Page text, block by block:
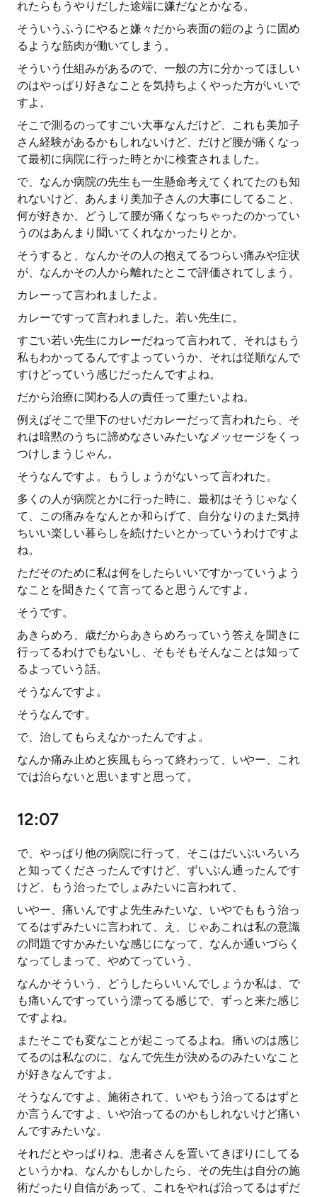
れたらもうやりだした途端に嫌だなとかなる。
そういうふうにやると嫌々だから表面の鎧のように固め
るような筋肉が働いてしまう。
そういう仕組みがあるので、一般の方に分かってほしい
のはやっぱり好きなことを気持ちよくやった方がいいで
すよ。
そこで測るのってすごい大事なんだけど、これも美加子
さん経験があるかもしれないけど、だけど腰が痛くなっ
て最初に病院に行った時とかに検査されました。
で、なんか病院の先生も一生懸命考えてくれてたのも知
れないけど、あんまり美加子さんの大事にしてること、
何が好きか、どうして腰が痛くなっちゃったのかってい
うのはあんまり聞いてくれなかったりとか。
そうすると、なんかその人の抱えてるつらい痛みや症状
が、なんかその人から離れたとこで評価されてしまう。
カレーって言われましたよ。
カレーですって言われました。若い先生に。
すごい若い先生にカレーだねって言われて、それはもう
私もわかってるんですよっていうか、それは従順なんで
すけどっていう感じだったんですよね。
だから治療に関わる人の責任って重たいよね。
例えばそこで里下のせいだカレーだって言われたら、そ
れは暗黙のうちに諦めなさいみたいなメッセージをくっ
つけしまうじゃん。
そうなんですよ。もうしょうがないって言われた。
多くの人が病院とかに行った時に、最初はそうじゃなく
て、この痛みをなんとか和らげて、自分なりのまた気持
ちいい楽しい暮らしを続けたいとかっていうわけですよ
ね。
ただそのために私は何をしたらいいですかっていうよう
なことを聞きたくて言ってると思うんですよ。
そうです。
あきらめろ、歳だからあきらめろっていう答えを聞きに
行ってるわけでもないし、そもそもそんなことは知って
るよっていう話。
そうなんですよ。
そうなんです。
で、治してもらえなかったんですよ。
なんか痛み止めと疾風もらって終わって、いやー、これ
では治らないと思いますと思って。
12:07
で、やっぱり他の病院に行って、そこはだいぶいろいろ
と知ってくださったんですけど、ずいぶん通ったんです
けど、もう治ったでしょみたいに言われて、
いやー、痛いんですよ先生みたいな、いやでももう治っ
てるはずみたいに言われて、え、じゃあこれは私の意識
の問題ですかみたいな感じになって、なんか通いづらく
なってしまって、やめてっていう、
なんかそういう、どうしたらいいんでしょうか私は、で
も痛いんですっていう漂ってる感じで、ずっと来た感じ
ですよね。
またそこでも変なことが起こってるよね。痛いのは感じ
てるのは私なのに、なんで先生が決めるのみたいなこと
が好きなんですよ。
そうなんですよ、施術されて、いやもう治ってるはずと
か言うんですよ、いや治ってるのかもしれないけど痛い
んですみたいな。
それだとやっぱりね、患者さんを置いてきぼりにしてる
というかね、なんかもしかしたら、その先生は自分の施
術だったり自信があって、これをやれば治ってるはずだ